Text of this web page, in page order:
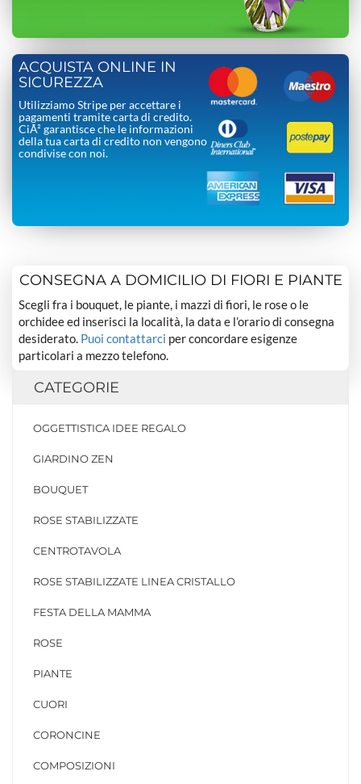
ACQUISTA ONLINE IN
SICUREZZA
Utilizziamo Stripe per accettare i
pagamenti tramite carta di credito.
CiÃ² garantisce che le informazioni
della tua carta di credito non vengono
condivise con noi.
CONSEGNA A DOMICILIO DI FIORI E PIANTE
Scegli fra i bouquet, le piante, i mazzi di fiori, le rose o le
orchidee ed inserisci la località, la data e l’orario di consegna
desiderato. Puoi contattarci per concordare esigenze
particolari a mezzo telefono.
CATEGORIE
OGGETTISTICA IDEE REGALO
GIARDINO ZEN
BOUQUET
ROSE STABILIZZATE
CENTROTAVOLA
ROSE STABILIZZATE LINEA CRISTALLO
FESTA DELLA MAMMA
ROSE
PIANTE
CUORI
CORONCINE
COMPOSIZIONI